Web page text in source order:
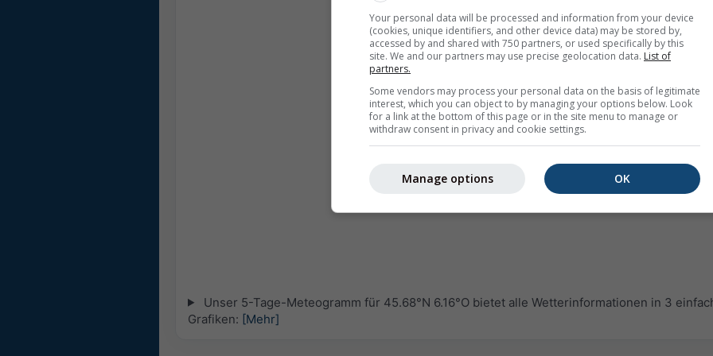
Unser 5-Tage-Meteogramm für 45.68°N 6.16°O bietet alle Wetterinformationen in 3
Grafiken: [Mehr]
Your personal data will be processed and information from your device
(cookies, unique identifiers, and other device data) may be stored by,
accessed by and shared with 750 partners, or used specifically by this
site. We and our partners may use precise geolocation data. List of
partners.
Some vendors may process your personal data on the basis of legitimate
interest, which you can object to by managing your options below. Look
for a link at the bottom of this page or in the site menu to manage or
withdraw consent in privacy and cookie settings.
OK
Manage options